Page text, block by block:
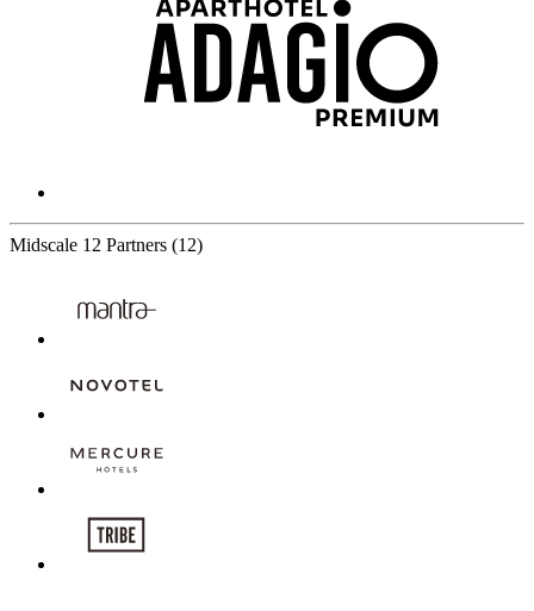
Midscale 12 Partners (12)